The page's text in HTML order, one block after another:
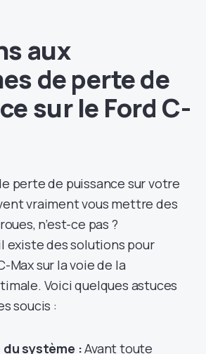
aux
de perte de
sur le Ford C-
perte de puissance sur votre
vraiment vous mettre des
n’est-ce pas ?
existe des solutions pour
sur la voie de la
Voici quelques astuces
soucis :
système :Avant toute